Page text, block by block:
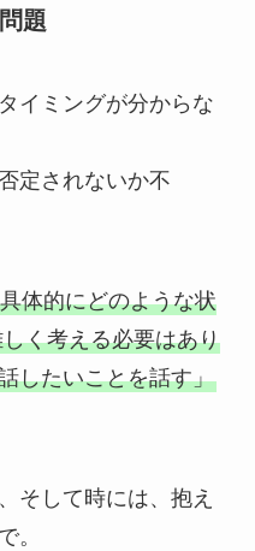
題
イミングが分からな
定されないか不
体的にどのような状
く考える必要はあり
したいことを話す」
そして時には、抱え
。